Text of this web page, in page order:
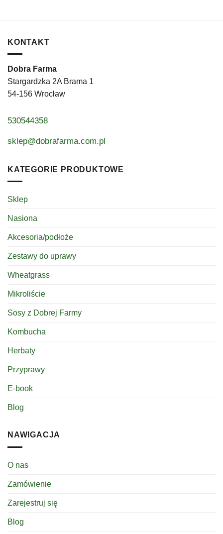
KONTAKT
Dobra Farma
Stargardzka 2A Brama 1
54-156 Wrocław
530544358
sklep@dobrafarma.com.pl
KATEGORIE PRODUKTOWE
Sklep
Nasiona
Akcesoria/podłoże
Zestawy do uprawy
Wheatgrass
Mikroliście
Sosy z Dobrej Farmy
Kombucha
Herbaty
Przyprawy
E-book
Blog
NAWIGACJA
O nas
Zamówienie
Zarejestruj się
Blog